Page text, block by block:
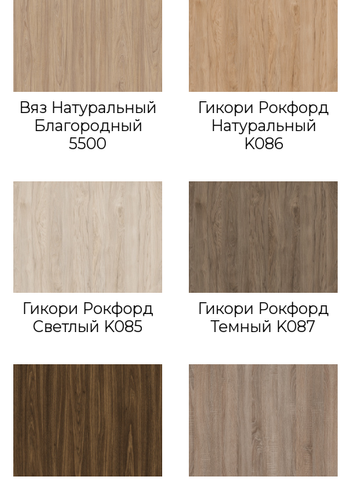
Вяз Натуральный
Благородный
5500
Гикори Рокфорд
Натуральный
K086
Гикори Рокфорд
Светлый K085
Гикори Рокфорд
Темный K087